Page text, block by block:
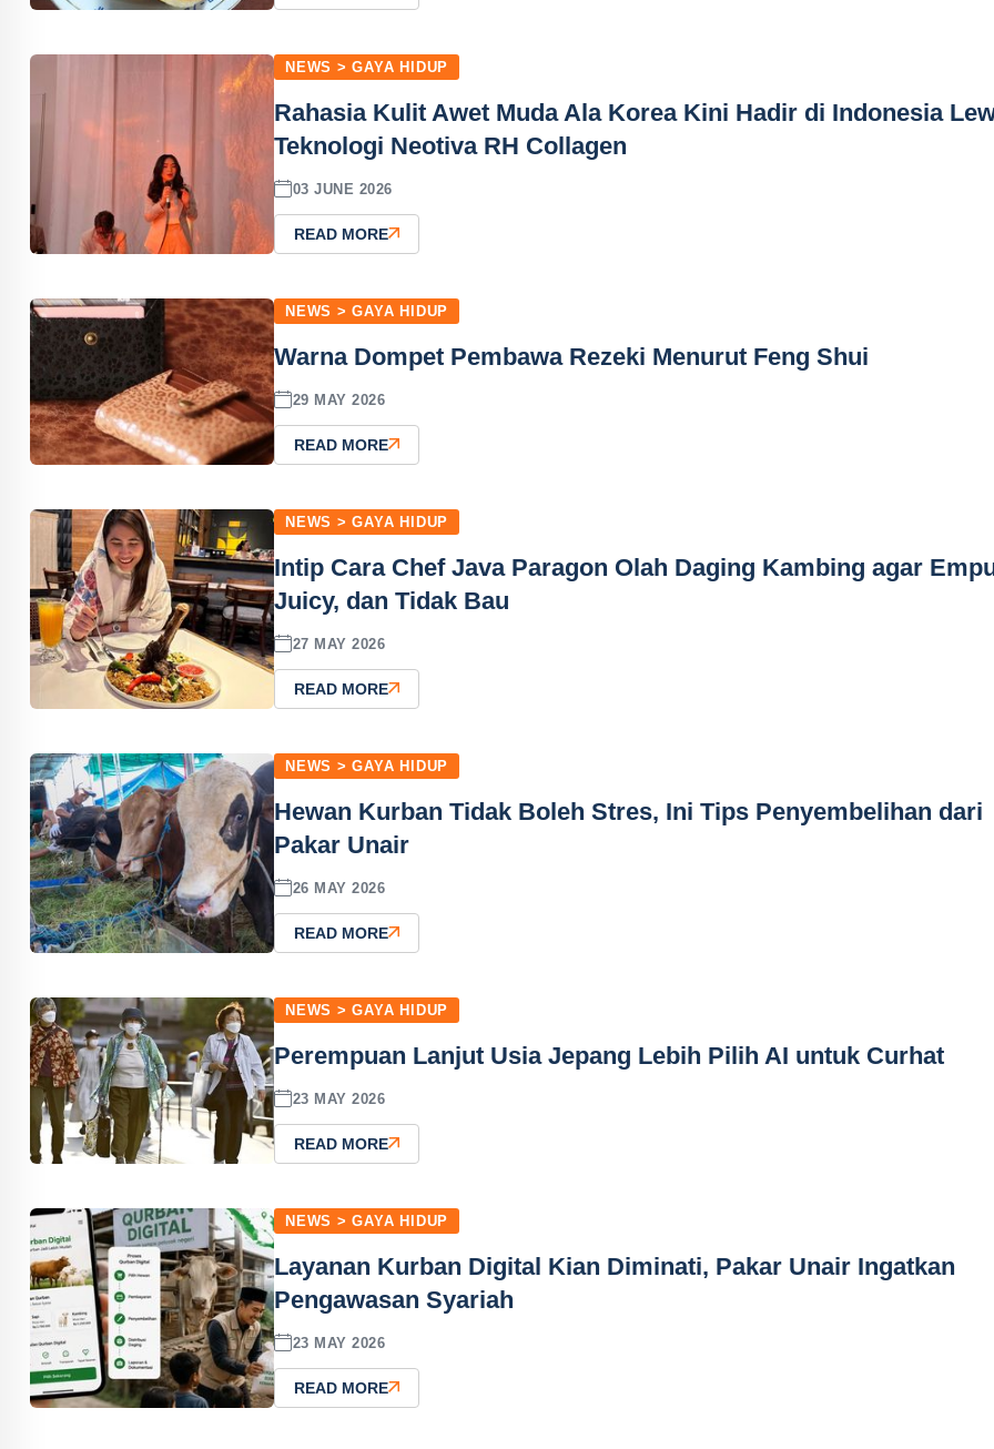
NEWS > GAYA HIDUP
Rahasia Kulit Awet Muda Ala Korea Kini Hadir di Indonesia
Teknologi Neotiva RH Collagen
03 JUNE 2026
READ MORE
NEWS > GAYA HIDUP
Warna Dompet Pembawa Rezeki Menurut Feng Shui
29 MAY 2026
READ MORE
NEWS > GAYA HIDUP
Intip Cara Chef Java Paragon Olah Daging Kambing agar
Juicy, dan Tidak Bau
27 MAY 2026
READ MORE
NEWS > GAYA HIDUP
Hewan Kurban Tidak Boleh Stres, Ini Tips Penyembelihan dari
Pakar Unair
26 MAY 2026
READ MORE
NEWS > GAYA HIDUP
Perempuan Lanjut Usia Jepang Lebih Pilih AI untuk Curhat
23 MAY 2026
READ MORE
NEWS > GAYA HIDUP
Layanan Kurban Digital Kian Diminati, Pakar Unair Ingatkan
Pengawasan Syariah
23 MAY 2026
READ MORE